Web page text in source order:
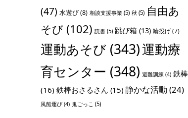
(47) 水遊び(8) 相談支援事業 (5) 秋 (5) 自由あ
そび (102) 読書 (5) 跳び箱 (13) 輪投げ(7)
運動あそび (343)運動療
育センター (348) 避難訓練 (4) 鉄棒
(16) 鉄棒おさるさん (15) 静かな活動 (24)
風船運び (4) 鬼ごっこ (5)